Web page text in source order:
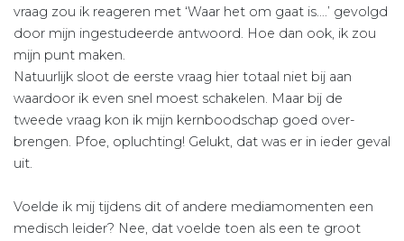
vraag zou ik reageren met ‘Waar het om gaat is….’ gevolgd
door mijn ingestudeerde antwoord. Hoe dan ook, ik zou
mijn punt maken.
Natuurlijk sloot de eerste vraag hier totaal niet bij aan
waardoor ik even snel moest schakelen. Maar bij de
tweede vraag kon ik mijn kernboodschap goed over-
brengen. Pfoe, opluchting! Gelukt, dat was er in ieder geval
uit.
Voelde ik mij tijdens dit of andere mediamomenten een
medisch leider? Nee, dat voelde toen als een te groot